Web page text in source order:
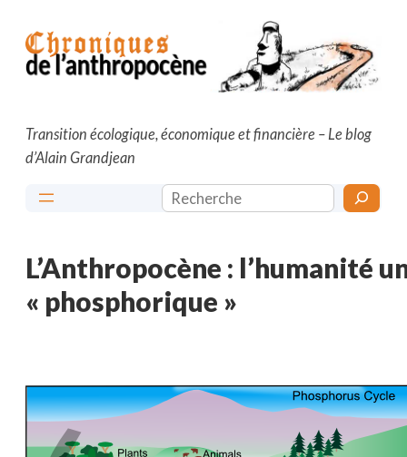
contenu
Transition écologique, économique et financière – Le blog
d’Alain Grandjean
Rechercher
L’Anthropocène : l’humanité
« phosphorique »